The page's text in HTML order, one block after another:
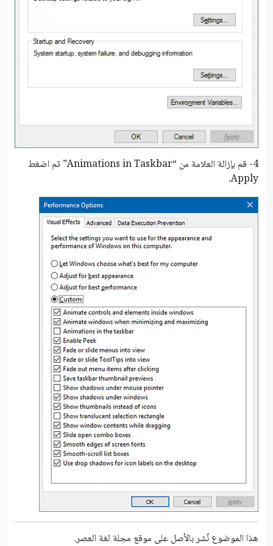
4- قم بإزالة العلامة من “Animations in Taskbar” ثم اضغط
Apply.
هذا الموضوع نٌشر باﻷصل على موقع مجلة لغة العصر.